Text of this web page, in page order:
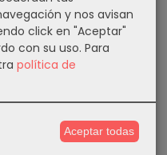
y nos avisan
click en "Aceptar"
con su uso. Para
política de
Aceptar todas